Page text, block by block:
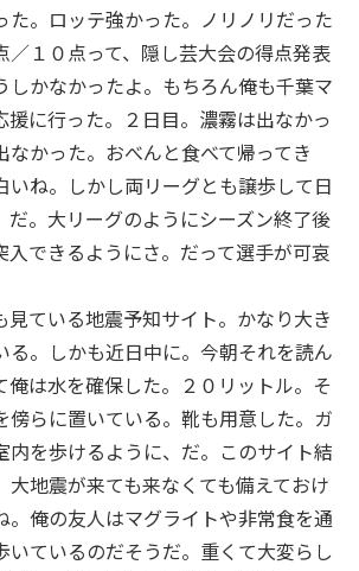
。ロッテ強かった。ノリノリだった
／１０点って、隠し芸大会の得点発表
しかなかったよ。もちろん俺も千葉マ
援に行った。２日目。濃霧は出なかっ
なかった。おべんと食べて帰ってき
いね。しかし両リーグとも譲歩して日
だ。大リーグのようにシーズン終了後
入できるようにさ。だって選手が可哀
ている地震予知サイト。かなり大き
る。しかも近日中に。今朝それを読ん
俺は水を確保した。２０リットル。そ
傍らに置いている。靴も用意した。ガ
内を歩けるように、だ。このサイト結
大地震が来ても来なくても備えておけ
。俺の友人はマグライトや非常食を通
いているのだそうだ。重くて大変らし